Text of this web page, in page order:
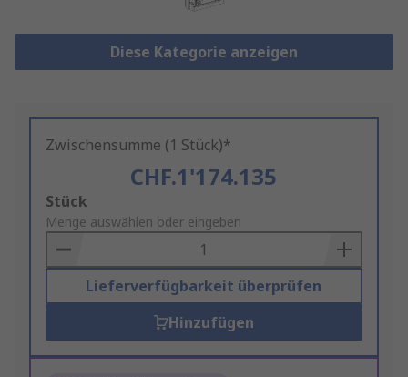
Diese Kategorie anzeigen
Zwischensumme (1 Stück)*
CHF.1'174.135
Add
to
Basket
Stück
Menge auswählen oder eingeben
Lieferverfügbarkeit überprüfen
Hinzufügen